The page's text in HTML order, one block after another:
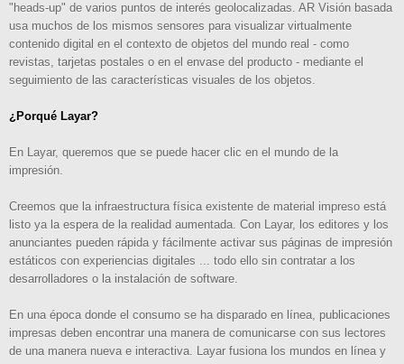
"heads-up" de varios puntos de interés geolocalizadas. AR Visión basada
usa muchos de los mismos sensores para visualizar virtualmente
contenido digital en el contexto de objetos del mundo real - como
revistas, tarjetas postales o en el envase del producto - mediante el
seguimiento de las características visuales de los objetos.
¿Porqué Layar?
En Layar, queremos que se puede hacer clic en el mundo de la
impresión.
Creemos que la infraestructura física existente de material impreso está
listo ya la espera de la realidad aumentada. Con Layar, los editores y los
anunciantes pueden rápida y fácilmente activar sus páginas de impresión
estáticos con experiencias digitales ... todo ello sin contratar a los
desarrolladores o la instalación de software.
En una época donde el consumo se ha disparado en línea, publicaciones
impresas deben encontrar una manera de comunicarse con sus lectores
de una manera nueva e interactiva. Layar fusiona los mundos en línea y